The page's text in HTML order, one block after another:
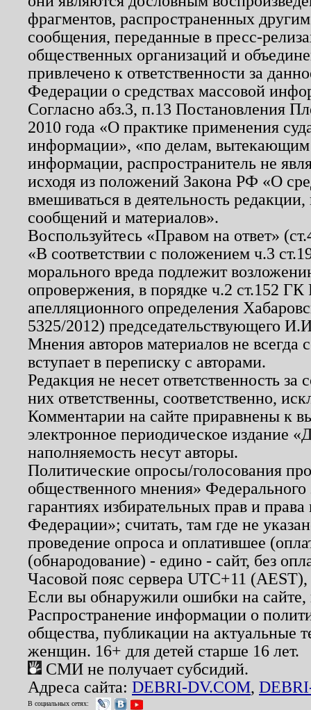
фрагментов, распространенных
сообщения, переданные в пресс-
общественных организаций и
привлечено к ответственности за
Федерации о средствах массовой
Согласно абз.3, п.13 Постановления
2010 года «О практике применения
информации», «по делам, вытекающим
информации, распространитель не
исходя из положений Закона РФ «О
вмешиваться в деятельность
сообщений и материалов».
Воспользуйтесь «Правом на ответ»
«В соответствии с положением ч.3
морального вреда подлежит
опровержения, в порядке ч.2 ст.152
апелляционного определения
5325/2012) председательствующего
Мнения авторов материалов не
вступает в переписку с авторами.
Редакция не несет ответственность
них ответственны, соответственно,
Комментарии на сайте приравнены к
электронное периодическое издание
наполняемость несут авторы.
Политические опросы/голосования
общественного мнения»
гарантиях избирательных прав и
Федерации»; считать, там где не
проведение опроса и оплатившее
(обнародование) - едино - сайт, без
Часовой пояс сервера UTC+11
Если вы обнаружили ошибки на
Распространение информации о
общества, публикации на актуальные
женщин. 16+ для детей старше 16 лет.
СМИ не получает субсидий.
Адреса сайта: DEBRI-DV.COM,
В социальных сетях: